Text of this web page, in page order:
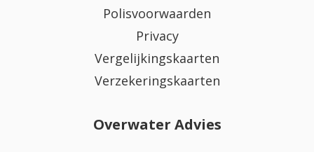
Polisvoorwaarden
Privacy
Vergelijkingskaarten
Verzekeringskaarten
Overwater Advies